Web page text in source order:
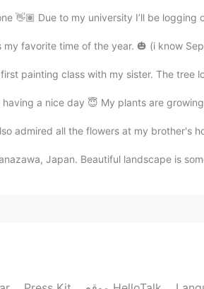
👋🏽 Due to my university I’ll be logging
my favorite time of the year. 🎃 (i know
painting class with my sister. The tree
admired all the flowers at my brother's
Japan. Beautiful landscape is